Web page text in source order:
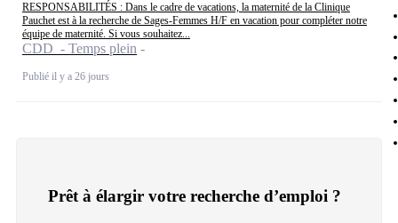
RESPONSABILITÉS : Dans le cadre de vacations, la maternité de la Clinique
Pauchet est à la recherche de Sages-Femmes H/F en vacation pour compléter notre
équipe de maternité. Si vous souhaitez...
CDD - Temps plein
Publié il y a 26 jours
Prêt à élargir votre recherche d’emploi ?